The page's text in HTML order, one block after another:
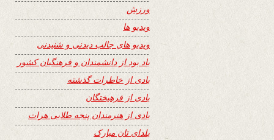
ورزش
ویدیو ها
ویدیو های جالب دیدنی و شنیدنی
یاد بود از دانشمندان و فرهنگیان کشور
یادی از خاطرات گذشته
یادی از فرهیختگان
یادی از هنرمندان پنجه طلایی هرات
یلدای تان مبارک